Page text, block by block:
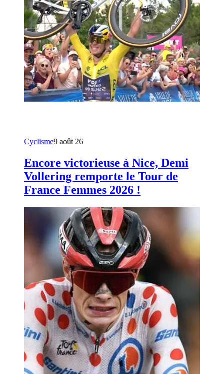
Cyclisme9 août 26
Encore victorieuse à Nice, Demi
Vollering remporte le Tour de
France Femmes 2026 !